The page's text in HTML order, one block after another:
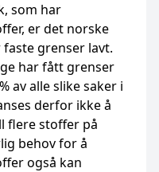
som har
er det norske
grenser lavt.
har fått grenser
av alle slike saker i
derfor ikke å
flere stoffer på
behov for å
også kan